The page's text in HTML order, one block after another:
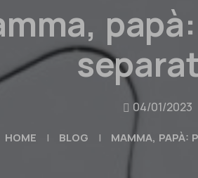
04/01/2023
HOME | BLOG | MAMMA, PAPÀ: